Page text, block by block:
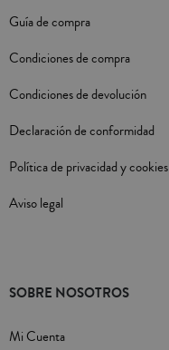
Guía de compra
Condiciones de compra
Condiciones de devolución
Declaración de conformidad
Política de privacidad y cookies
Aviso legal
SOBRE NOSOTROS
Mi Cuenta